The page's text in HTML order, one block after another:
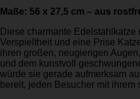
Maße: 56 x 27,5 cm – aus
Diese charmante
Verspieltheit und eine Prise
ihren großen, neugierigen
und dem kunstvoll
würde sie gerade aufmerksam
bereit, jeden Besucher mit